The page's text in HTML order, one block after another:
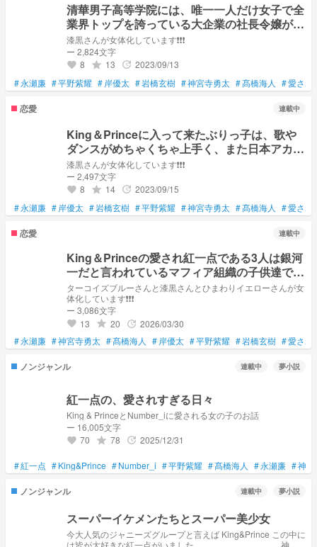
清華男子高等学院には、唯一一人だけ女子で全
業界トップを誇っている大企業の社長令嬢がい
ました❗❗❗
漆黒さんが女体化しています❗❗❗
ー 2,824文字
favorite 8 grade 13 update 2023/09/13
#永瀬廉 #平野紫耀 # 岸優太 #岩橋玄樹 #神宮寺勇太 #髙橋海人 #愛され
恋愛 連載中
King＆Princeに入って来たぶりっ子は、歌や
ダンスがめちゃくちゃ上手く、また日本アカデ
ミー賞で数多くの新人俳優賞、最優秀助演女優
賞、最優秀主演女優賞を取得している実力派女
優でした❗❗❗
漆黒さんが女体化しています❗❗❗
ー 2,497文字
favorite 8 grade 14 update 2023/09/15
#永瀬廉 # 岸優太 #岩橋玄樹 #平野紫耀 #神宮寺勇太 #髙橋海人 #愛され
恋愛 連載中
King＆Princeの愛され紅一点である3人は銀河
一だと言われているマフィア組織の子供達で幼
馴染でした❗❗❗
ターコイズブルーさんと漆黒さんとひまわりイエローさんが女
体化しています❗❗❗
ー 3,086文字
favorite 13 grade 20 update 2026/03/30
#永瀬廉 #神宮寺勇太 #髙橋海人 # 岸優太 #平野紫耀 #岩橋玄樹 #愛され
ノンジャンル 連載中 夢小説
紅一点の、愛されすぎる日々
King & PrinceとNumber_iに愛される女の子のお話
ー 16,005文字
favorite 70 grade 78 update 2025/12/31
#紅一点 #King&Prince #Number_i #平野紫耀 #髙橋海人 #永瀬廉 #神宮
ノンジャンル 連載中 夢小説
スーパーイケメンたちとスーパー美少女
今大人気のジャニーズグループと言えば King&Prince この中に